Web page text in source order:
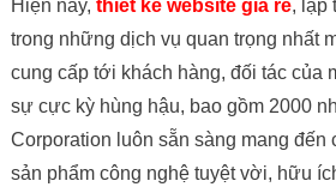
Hiện nay, thiết kế website giá rẻ, lập
trong những dịch vụ quan trọng nhất
cung cấp tới khách hàng, đối tác của
sự cực kỳ hùng hậu, bao gồm 2000
Corporation luôn sẵn sàng mang
sản phẩm công nghệ tuyệt vời, hữu